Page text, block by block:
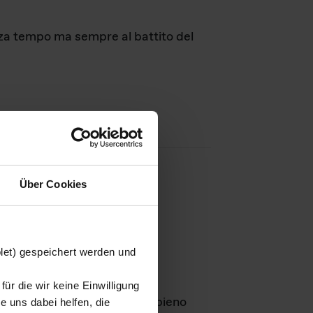
Über Cookies
gespeichert werden und
die wir keine Einwilligung
uns dabei helfen, die
tempo ma sempre al battito del
GmbH e rimangono in pieno